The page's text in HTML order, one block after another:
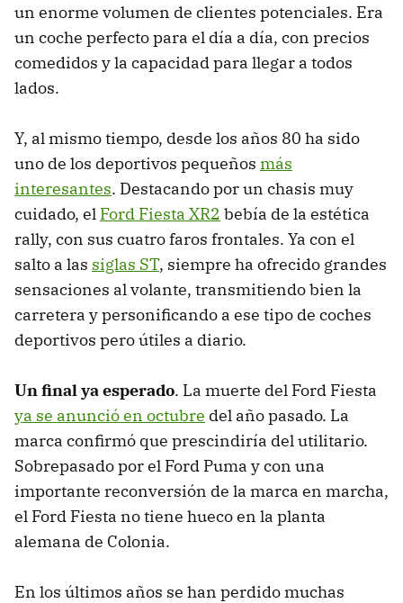
un enorme volumen de clientes potenciales. Era
un coche perfecto para el día a día, con precios
comedidos y la capacidad para llegar a todos
lados.
Y, al mismo tiempo, desde los años 80 ha sido
uno de los deportivos pequeños más
interesantes. Destacando por un chasis muy
cuidado, el Ford Fiesta XR2 bebía de la estética
rally, con sus cuatro faros frontales. Ya con el
salto a las siglas ST, siempre ha ofrecido grandes
sensaciones al volante, transmitiendo bien la
carretera y personificando a ese tipo de coches
deportivos pero útiles a diario.
Un final ya esperado. La muerte del Ford Fiesta
ya se anunció en octubre del año pasado. La
marca confirmó que prescindiría del utilitario.
Sobrepasado por el Ford Puma y con una
importante reconversión de la marca en marcha,
el Ford Fiesta no tiene hueco en la planta
alemana de Colonia.
En los últimos años se han perdido muchas